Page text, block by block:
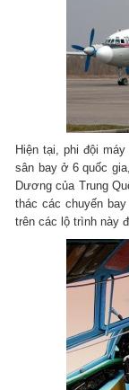
Hiện tại, phi đội
sân bay ở 6 quốc
Dương của Trung
thác các chuyến
trên các lộ trình này